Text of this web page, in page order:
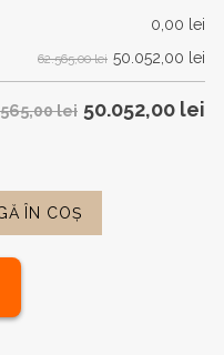
0,00 lei
62.565,00 lei 50.052,00 lei
lei 50.052,00 lei
ÎN COȘ